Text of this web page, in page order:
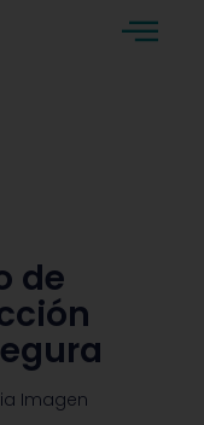
de
Imagen